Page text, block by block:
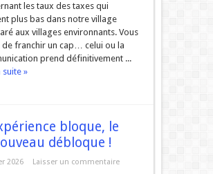
les taux des taxes qui
plus bas dans notre village
aux villages environnants. Vous
de franchir un cap… celui ou la
prend définitivement ...
suite »
bloque, le
débloque !
2026 Laisser un commentaire